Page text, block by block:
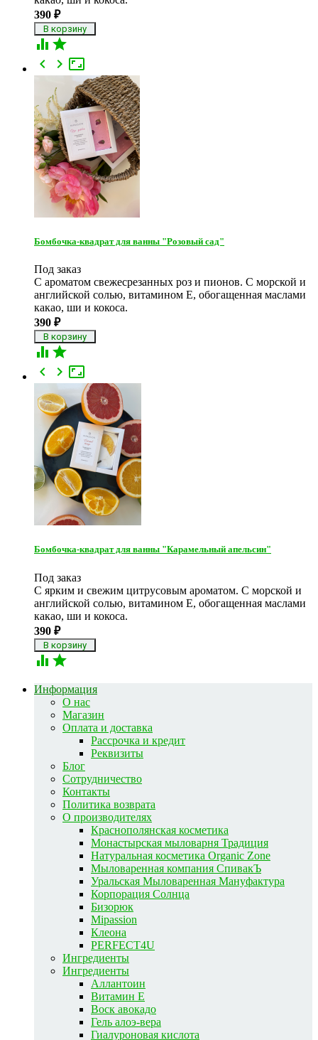
390 ₽
 

 
Бомбочка-квадрат для ванны "Розовый сад"
Под заказ
С ароматом свежесрезанных роз и пионов. С морской и
английской солью, витамином Е, обогащенная маслами
какао, ши и кокоса.
390 ₽
 

 
Бомбочка-квадрат для ванны "Карамельный апельсин"
Под заказ
С ярким и свежим цитрусовым ароматом. С морской и
английской солью, витамином Е, обогащенная маслами
какао, ши и кокоса.
390 ₽
 
Информация
О нас
Магазин
Оплата и доставка
Рассрочка и кредит
Реквизиты
Блог
Сотрудничество
Контакты
Политика возврата
О производителях
Краснополянская косметика
Монастырская мыловарня Традиция
Натуральная косметика Organic Zone
Мыловаренная компания СпивакЪ
Уральская Мыловаренная Мануфактура
Корпорация Солнца
Бизорюк
Mipassion
Клеона
PERFECT4U
Ингредиенты
Ингредиенты
Аллантоин
Витамин E
Воск авокадо
Гель алоэ-вера
Гиалуроновая кислота